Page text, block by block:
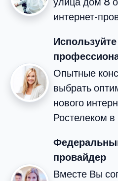
интернет-
Опытные
выбрать
нового
Ростелеком
провайдер
Вместе Вы